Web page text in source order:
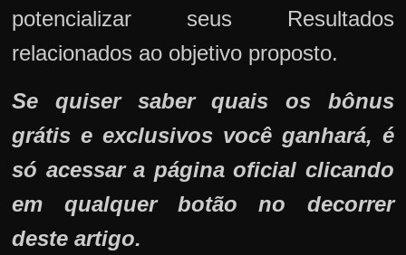
potencializar seus Resultados
relacionados ao objetivo proposto.
Se quiser saber quais os bônus
grátis e exclusivos você ganhará, é
só acessar a página oficial clicando
em qualquer botão no decorrer
deste artigo.